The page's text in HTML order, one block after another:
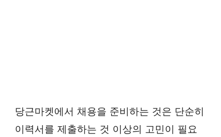
당근마켓에서 채용을 준비하는 것은 단순히
이력서를 제출하는 것 이상의 고민이 필요